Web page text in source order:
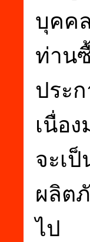
บุคค
ท่าน
ประ
เนื่อ
จะเ
ผลิต
ไป